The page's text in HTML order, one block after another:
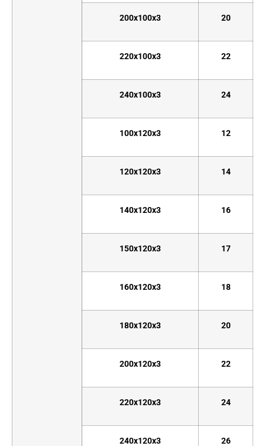
200x100x3 20
220x100x3 22
240x100x3 24
100x120x3 12
120x120x3 14
140x120x3 16
150x120x3 17
160x120x3 18
180x120x3 20
200x120x3 22
220x120x3 24
240x120x3 26